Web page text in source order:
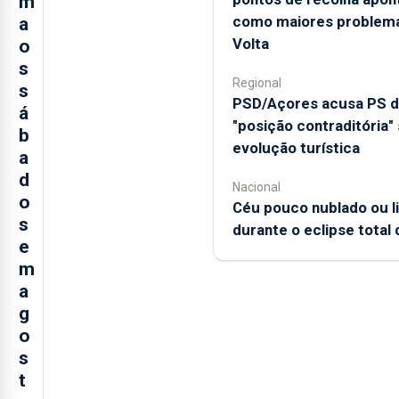
a
o
s
s
á
b
a
d
o
s
e
m
a
g
o
s
t
como maiores
Volta
Regional
PSD/Açores acusa PS
"posição contraditória"
evolução turística
Nacional
Céu pouco nublado ou
durante o eclipse total